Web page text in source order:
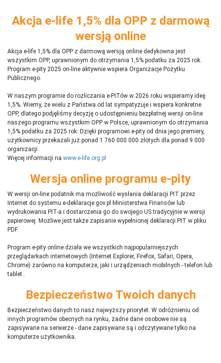
Akcja e-life 1,5% dla OPP z darmową
wersją online
Akcja e-life 1,5% dla OPP z darmową wersją online dedykowna jest
wszystkim OPP, uprawnionym do otrzymania 1,5% podatku za 2025 rok.
Program e-pity 2025 on-line aktywnie wspiera Organizacje Pożytku
Publicznego.
W naszym programie do rozliczania e-PITów w 2026 roku wspieramy ideę
1,5%. Wiemy, że wielu z Państwa od lat sympatyzuje i wspiera konkretne
OPP, dlatego podjęliśmy decyzję o udostępnieniu bezpłatnej wersji on-line
naszego programu wszystkim OPP w Polsce, uprawnionym do otrzymania
1,5% podatku za 2025 rok. Dzięki programowi e-pity od dnia jego premiery,
użytkownicy przekazali już ponad 1 760 000 000 złotych dla ponad 9 000
organizacji.
Więcej informacji na www.e-life.org.pl
Wersja online programu e-pity
W wersji on-line podatnik ma możliwość wysłania deklaracji PIT przez
Internet do systemu e-deklaracje.gov.pl Ministerstwa Finansów lub
wydrukowania PIT-a i dostarczenia go do swojego US tradycyjnie w wersji
papierowej. Możliwe jest także zapisanie wypełnionej deklaracji PIT w pliku
PDF.
Program e-pity online działa we wszystkich najpopularniejszych
przeglądarkach internetowych (Internet Explorer, Firefox, Safari, Opera,
Chrome) zarówno na komputerze, jaki i urządzeniach mobilnych - telefon lub
tablet..
Bezpieczeństwo Twoich danych
Bezpieczeństwo danych to nasz najwyższy priorytet. W odróżnieniu od
innych programów obecnych na rynku, żadne dane osobowe nie są
zapisywane na serwerze - dane zapisywane są i odczytywane tylko na
komputerze użytkownika.